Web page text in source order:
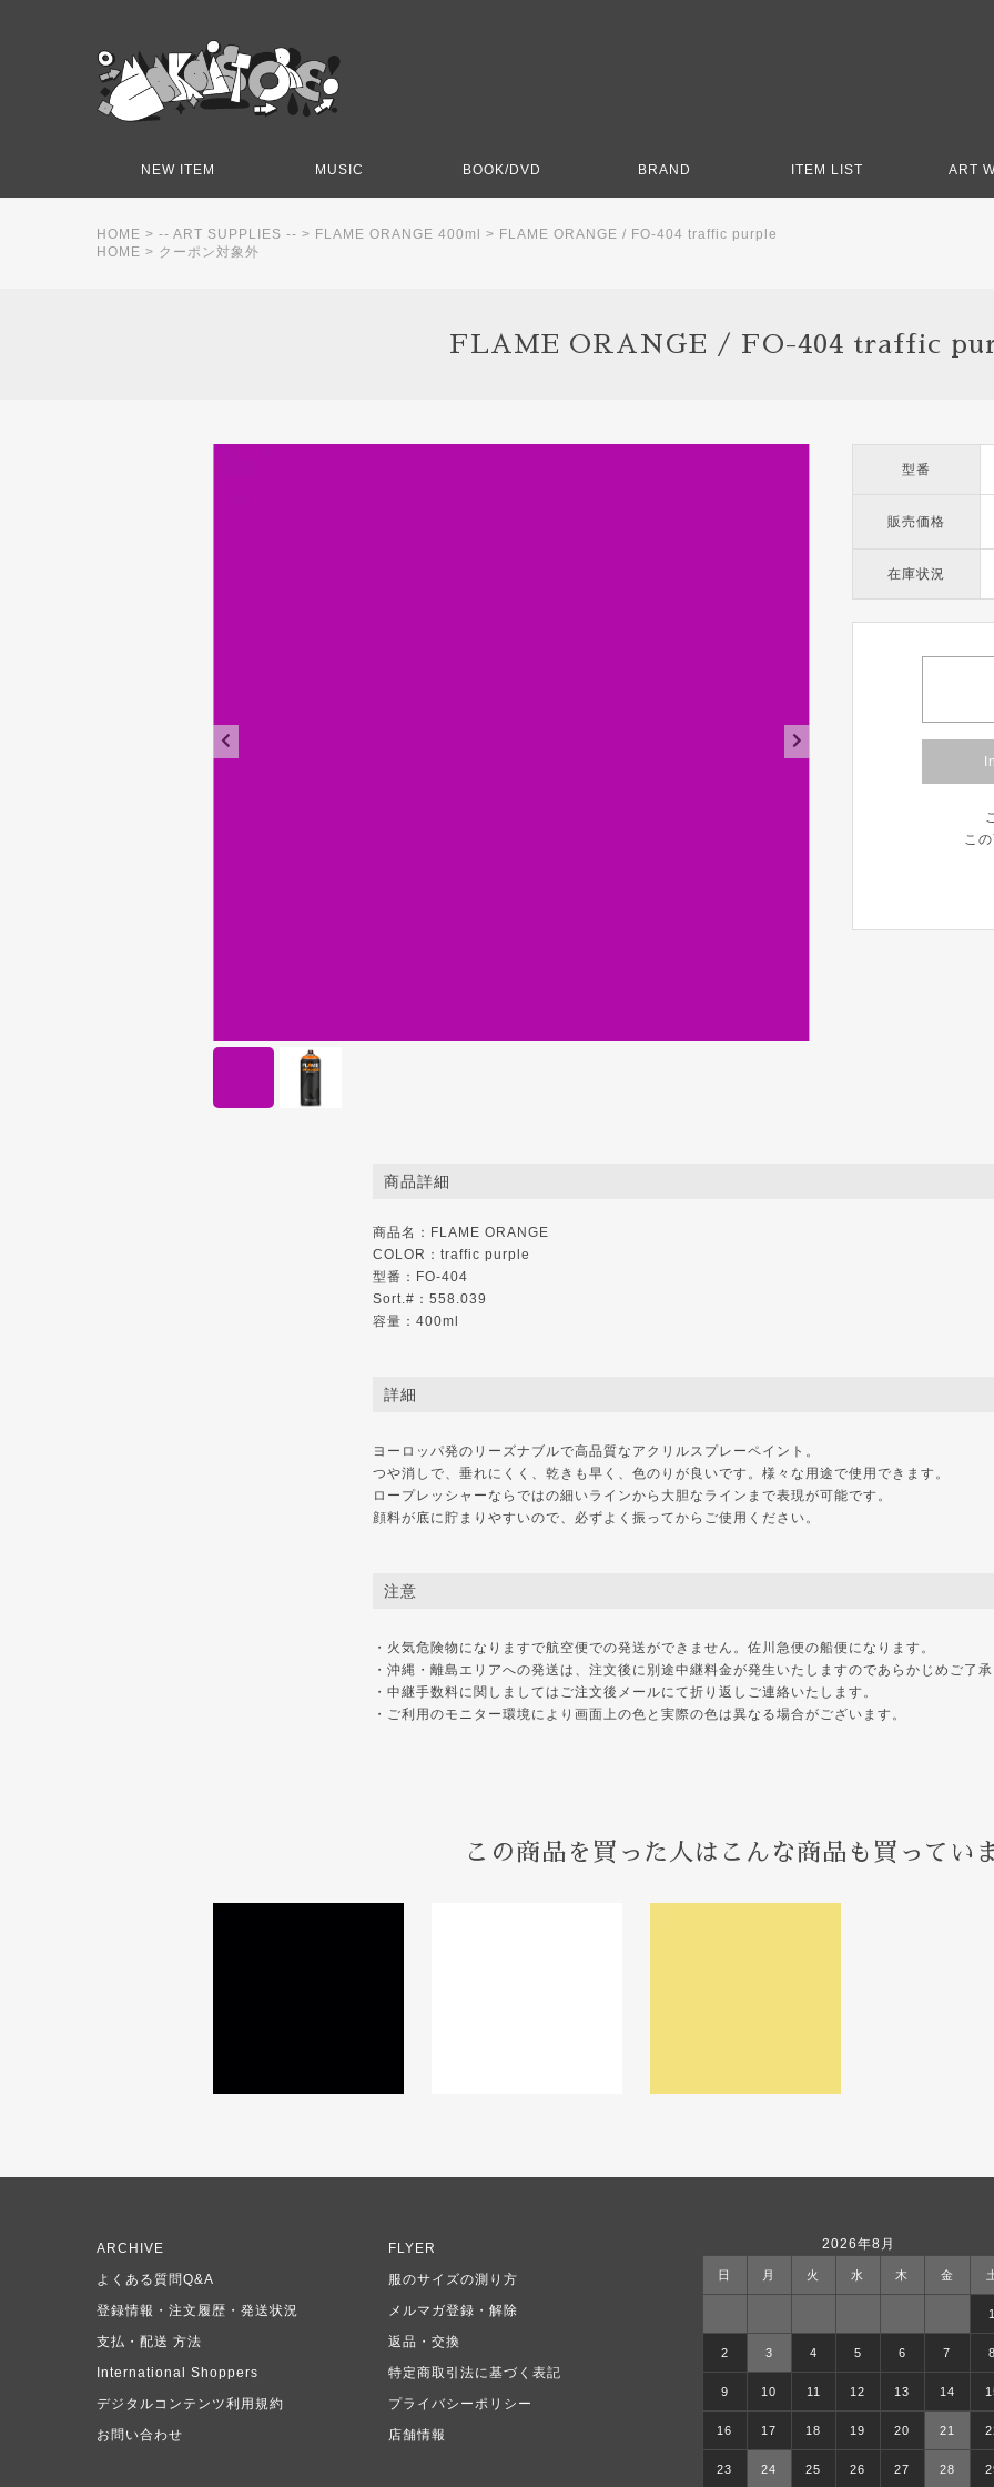
NEW ITEM MUSIC BOOK/DVD BRAND ITEM LIST ART
HOME > -- ART SUPPLIES -- > FLAME ORANGE 400ml > FLAME ORANGE / FO-404 traffic purple
HOME > クーポン対象外
FLAME ORANGE / FO-404 traffic
商品詳細
商品名：FLAME ORANGE
COLOR：traffic purple
型番：FO-404
Sort.#：558.039
容量：400ml
詳細
ヨーロッパ発のリーズナブルで高品質なアクリルスプレーペイント。
つや消しで、垂れにくく、乾きも早く、色のりが良いです。様々な用途で使用できます。
ロープレッシャーならではの細いラインから大胆なラインまで表現が可能です。
顔料が底に貯まりやすいので、必ずよく振ってからご使用ください。
注意
・火気危険物になりますで航空便での発送ができません。佐川急便の船便になります。
・沖縄・離島エリアへの発送は、注文後に別途中継料金が発生いたしますのであらかじめご了承
・中継手数料に関しましてはご注文後メールにて折り返しご連絡いたします。
・ご利用のモニター環境により画面上の色と実際の色は異なる場合がございます。
型番
販売価格
在庫状況
こ
この商品を買った人はこんな商品も買ってい
2026年8月
日 月 火 水 木 金
1
2 3 4 5 6 7 8
9 10 11 12 13 14
16 17 18 19 20 21
23 24 25 26 27 28
ARCHIVE
FLYER
よくある質問Q&A
服のサイズの測り方
登録情報・注文履歴・発送状況
メルマガ登録・解除
支払・配送 方法
返品・交換
International Shoppers
特定商取引法に基づく表記
デジタルコンテンツ利用規約
プライバシーポリシー
お問い合わせ
店舗情報